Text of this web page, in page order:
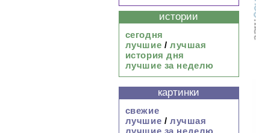
истории
сегодня
лучшие / лучшая
история дня
лучшие за неделю
картинки
свежие
лучшие / лучшая
лучшие за неделю